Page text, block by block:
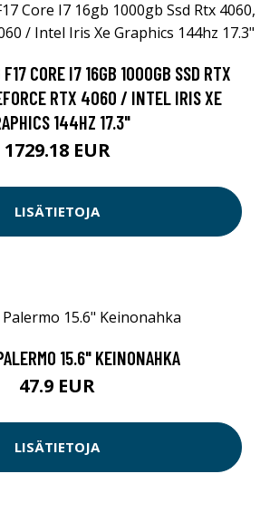
CORE I7 16GB 1000GB SSD RTX
RTX 4060 / INTEL IRIS XE
144HZ 17.3"
1729.18 EUR
LISÄTIETOJA
15.6" KEINONAHKA
47.9 EUR
LISÄTIETOJA